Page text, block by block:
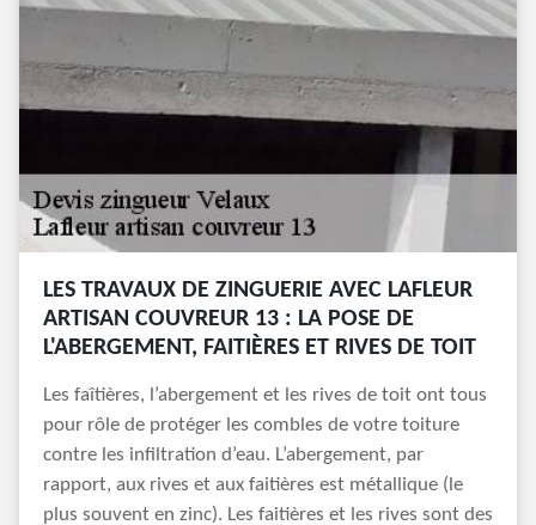
LES TRAVAUX DE ZINGUERIE AVEC LAFLEUR
ARTISAN COUVREUR 13 : LA POSE DE
L'ABERGEMENT, FAITIÈRES ET RIVES DE TOIT
Les faîtières, l’abergement et les rives de toit ont tous
pour rôle de protéger les combles de votre toiture
contre les infiltration d’eau. L’abergement, par
rapport, aux rives et aux faitières est métallique (le
plus souvent en zinc). Les faitières et les rives sont des